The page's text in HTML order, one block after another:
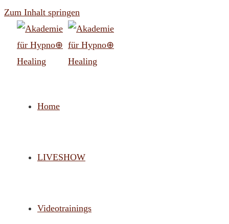
Zum Inhalt springen
Home
LIVESHOW
Videotrainings